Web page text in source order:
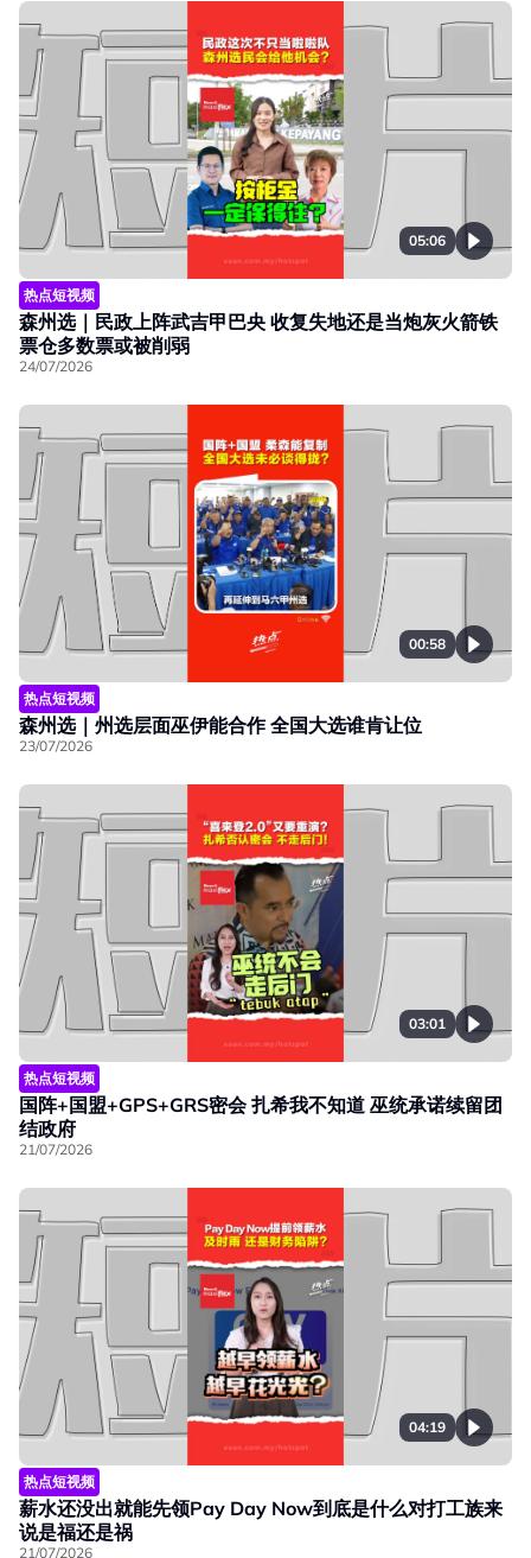
05:06
热点短视频
森州选｜民政上阵武吉甲巴央 收复失地还是当炮灰火箭铁
票仓多数票或被削弱
24/07/2026
00:58
热点短视频
森州选｜州选层面巫伊能合作 全国大选谁肯让位
23/07/2026
03:01
热点短视频
国阵+国盟+GPS+GRS密会 扎希我不知道 巫统承诺续留团
结政府
21/07/2026
04:19
热点短视频
薪水还没出就能先领Pay Day Now到底是什么对打工族来
说是福还是祸
21/07/2026